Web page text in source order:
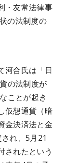
・友常法律事
の法制度の
河合氏は「日
の法制度が
ことが起き
仮想通貨（暗
金決済法と金
れ、5月21
されたという